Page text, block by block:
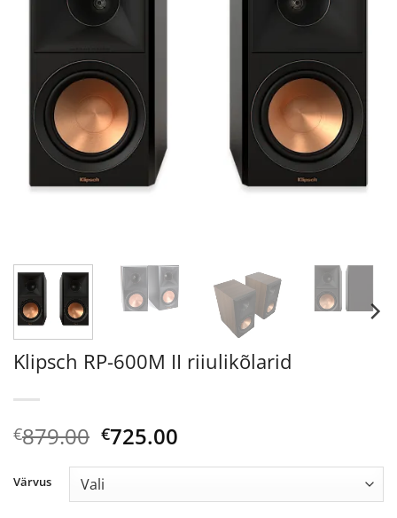
Klipsch RP-600M II riiulikõlarid
€879.00 Algne
oli:
€879.00.
€725.00
€725.00.
Värvus